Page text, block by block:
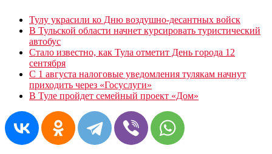
Тулу украсили ко Дню воздушно-десантных войск
В Тульской области начнет курсировать туристический
автобус
Стало известно, как Тула отметит День города 12
сентября
С 1 августа налоговые уведомления тулякам начнут
приходить через «Госуслуги»
В Туле пройдет семейный проект «Дом»